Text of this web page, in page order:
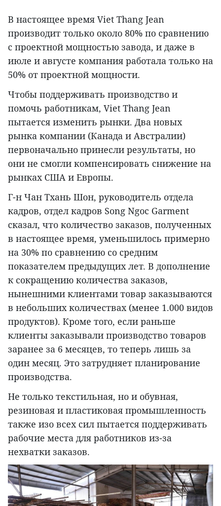
В настоящее время Viet Thang Jean
производит только около 80% по сравнению
с проектной мощностью завода, и даже в
июле и августе компания работала только на
50% от проектной мощности.
Чтобы поддерживать производство и
помочь работникам, Viet Thang Jean
пытается изменить рынки. Два новых
рынка компании (Канада и Австралии)
первоначально принесли результаты, но
они не смогли компенсировать снижение на
рынках США и Европы.
Г-н Чан Тхань Шон, руководитель отдела
кадров, отдел кадров Song Ngoc Garment
сказал, что количество заказов, полученных
в настоящее время, уменьшилось примерно
на 30% по сравнению со средним
показателем предыдущих лет. В дополнение
к сокращению количества заказов,
нынешними клиентами товар заказываются
в небольших количествах (менее 1.000 видов
продуктов). Кроме того, если раньше
клиенты заказывали производство товаров
заранее за 6 месяцев, то теперь лишь за
один месяц. Это затрудняет планирование
производства.
Не только текстильная, но и обувная,
резиновая и пластиковая промышленность
также изо всех сил пытается поддерживать
рабочие места для работников из-за
нехватки заказов.